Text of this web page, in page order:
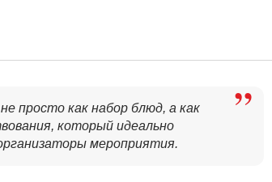
просто как набор блюд, а как
который идеально
мероприятия.